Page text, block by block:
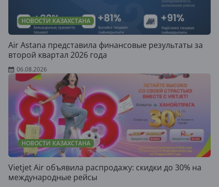
НОВОСТИ КАЗАХСТАНА
Air Astana представила финансовые результаты за
второй квартал 2026 года
06.08.2026
НОВОСТИ КАЗАХСТАНА
Vietjet Air объявила распродажу: скидки до 30% на
международные рейсы